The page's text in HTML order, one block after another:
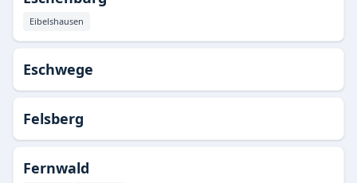
Eibelshausen
Eschwege
Felsberg
Fernwald